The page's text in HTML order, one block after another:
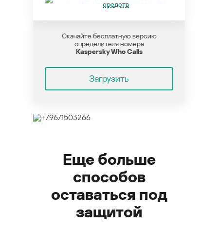
средств
Скачайте бесплатную версию
определителя номера
Kaspersky Who Calls
Загрузить
Еще больше
способов
оставаться под
защитой